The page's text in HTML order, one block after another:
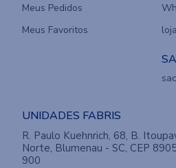
Meus Pedidos
Meus Favoritos
UNIDADES FABRIS
R. Paulo Kuehnrich, 68, B.
Norte, Blumenau - SC, CEP
900